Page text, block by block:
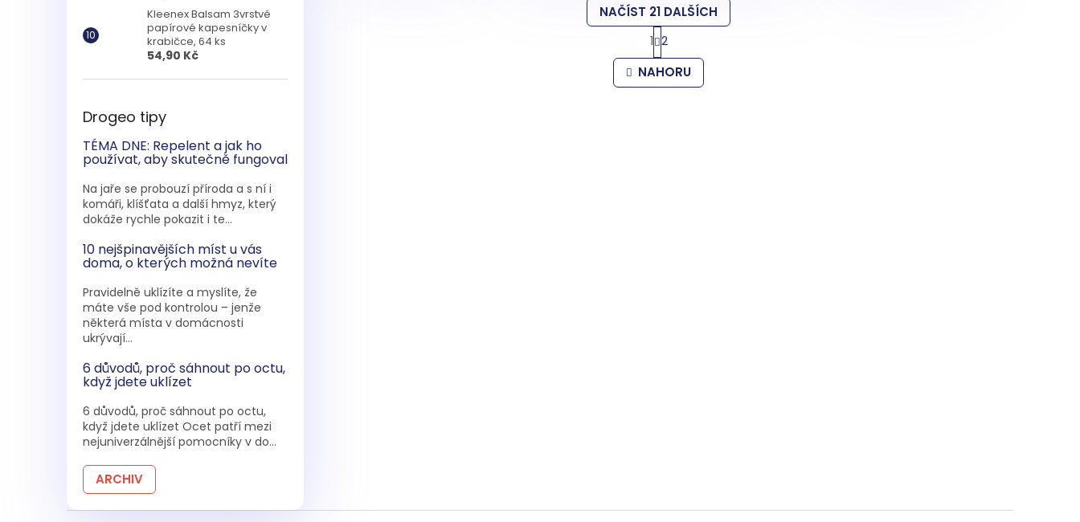
Kleenex Balsam 3vrstvé
papírové kapesníčky v
krabičce, 64 ks
54,90 Kč
Drogeo tipy
TÉMA DNE: Repelent a jak ho
používat, aby skutečně fungoval
Na jaře se probouzí příroda a s ní i
komáři, klíšťata a další hmyz, který
dokáže rychle pokazit i te...
10 nejšpinavějších míst u vás
doma, o kterých možná nevíte
Pravidelně uklízíte a myslíte, že
máte vše pod kontrolou – jenže
některá místa v domácnosti
ukrývají...
6 důvodů, proč sáhnout po octu,
když jdete uklízet
6 důvodů, proč sáhnout po octu,
když jdete uklízet Ocet patří mezi
nejuniverzálnější pomocníky v do...
ARCHIV
O
v
l
NAČÍST 21 DALŠÍCH
S
t
r
á
n
1 2
NAHORU